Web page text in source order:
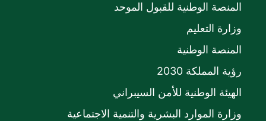
المنصة الوطنية للقبول الموحد
وزارة التعليم
المنصة الوطنية
رؤية المملكة 2030
الهيئة الوطنية للأمن السيبراني
وزارة الموارد البشرية والتنمية الاجتماعية